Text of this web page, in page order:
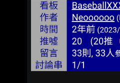
cc001225推文 --